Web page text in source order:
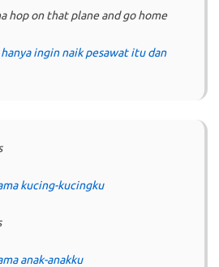
hop on that plane and go home
ingin naik pesawat itu dan
kucing-kucingku
anak-anakku